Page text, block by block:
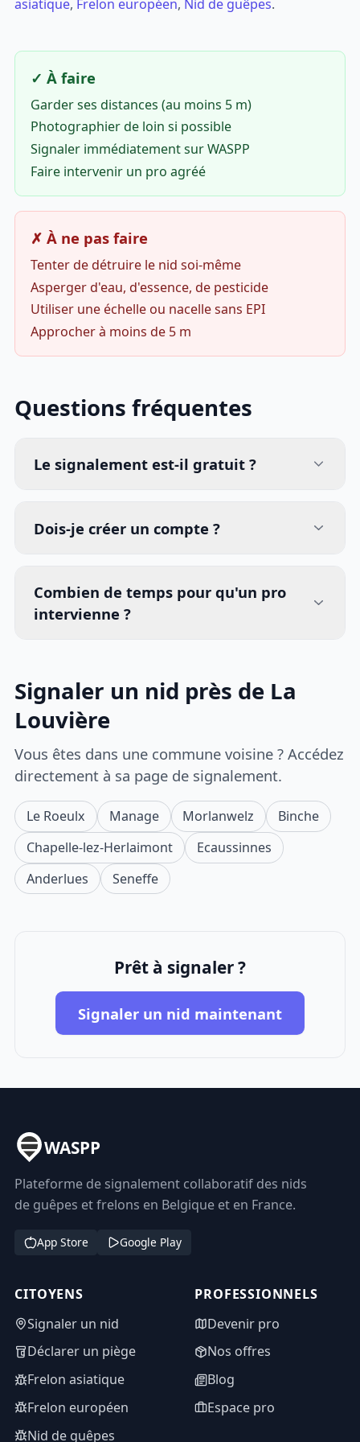
asiatique, Frelon européen, Nid de guêpes.
✓ À faire
Garder ses distances (au moins 5 m)
Photographier de loin si possible
Signaler immédiatement sur WASPP
Faire intervenir un pro agréé
✗ À ne pas faire
Tenter de détruire le nid soi-même
Asperger d'eau, d'essence, de pesticide
Utiliser une échelle ou nacelle sans EPI
Approcher à moins de 5 m
Questions fréquentes
Le signalement est-il gratuit ?
Dois-je créer un compte ?
Combien de temps pour qu'un pro
intervienne ?
Signaler un nid près de La
Louvière
Vous êtes dans une commune voisine ? Accédez
directement à sa page de signalement.
Le Roeulx Manage Morlanwelz
Binche
Chapelle-lez-Herlaimont
Ecaussinnes
Anderlues
Seneffe
Prêt à signaler ?
Signaler un nid maintenant
WASPP
Plateforme de signalement collaboratif des nids
de guêpes et frelons en Belgique et en France.
App Store Google Play
CITOYENS
Signaler un nid
Déclarer un piège
Frelon asiatique
Frelon européen
Nid de guêpes
PROFESSIONNELS
Devenir pro
Nos offres
Blog
Espace pro